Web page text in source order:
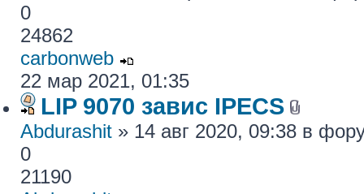
0
24862
carbonweb
22 мар 2021, 01:35
LIP 9070 завис IPECS
Abdurashit » 14 авг 2020, 09:38 в
0
21190